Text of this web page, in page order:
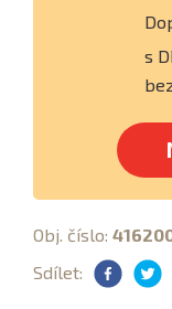
s
Obj. číslo:
Sdílet: